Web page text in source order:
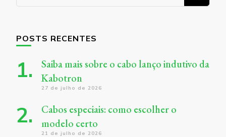
POSTS RECENTES
Saiba mais sobre o cabo lanço indutivo da
Kabotron
27 de julho de 2026
Cabos especiais: como escolher o
modelo certo
21 de julho de 2026